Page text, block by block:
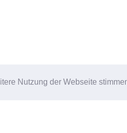
Nutzung der Webseite